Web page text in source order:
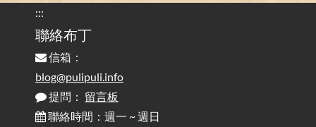
的問題 / Are You Tired of Looking at the Computer? Pay More
Attention to Glare Than the Screen
為何桌前打字總是腰痠背痛？桌子高度和螢幕高度
對人體工學的影響 / The Effect of Desk and Monitor Height on
Ergonomics: Why Does Typing at a Desk Often Lead to Back Pain?
:::
聯絡布丁
信箱：
blog@pulipuli.info
提問： 留言板
聯絡時間：週一 ~ 週日